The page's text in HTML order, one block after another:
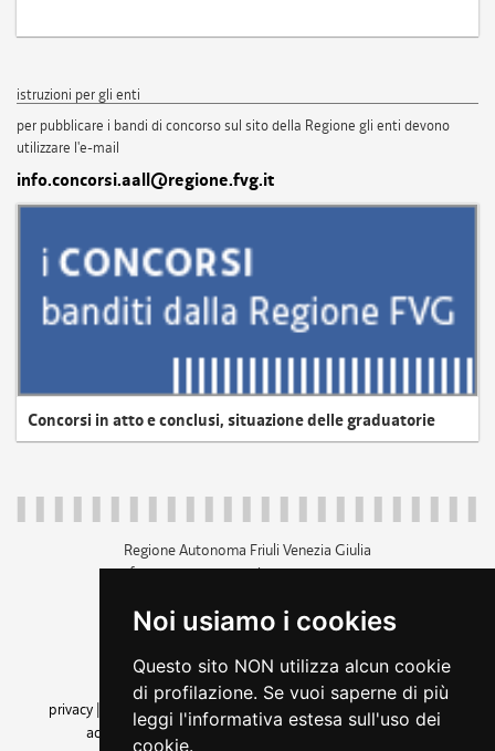
Noi usiamo i cookies
Questo sito NON utilizza alcun cookie
di profilazione. Se vuoi saperne di più
leggi l'informativa estesa sull'uso dei
cookie.
istruzioni per gli enti
per pubblicare i bandi di concorso sul sito della Regione gli enti devono
utilizzare l'e-mail
info.concorsi.aall@regione.fvg.it
Concorsi in atto e conclusi, situazione delle graduatorie
Regione Autonoma Friuli Venezia Giulia
c.f. 80014930327; p.iva 00526040324
+39 040 3771111
amministrazione trasparente
privacy
cookie |note legali accessibilità
dichiarazione di
accessibilità| feedback cambio preferenze cookie